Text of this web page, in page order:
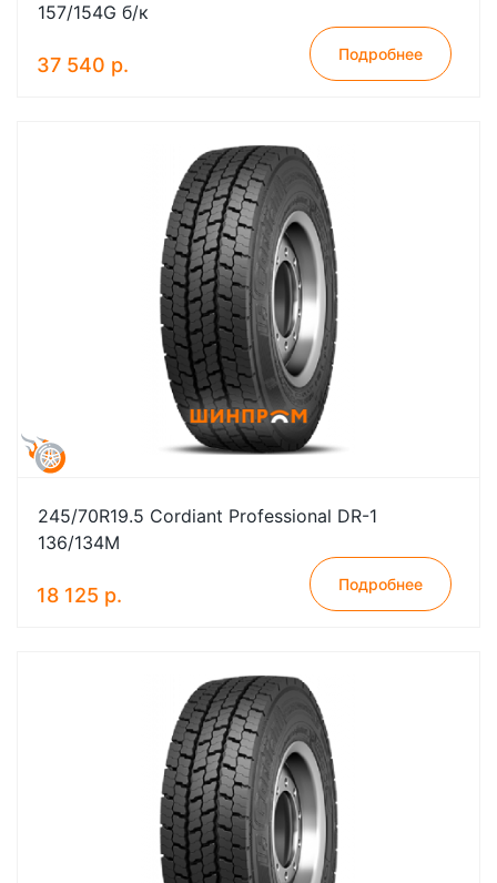
157/154G б/к
37 540 р. Подробнее
245/70R19.5 Cordiant Professional DR-1
136/134M
18 125 р. Подробнее